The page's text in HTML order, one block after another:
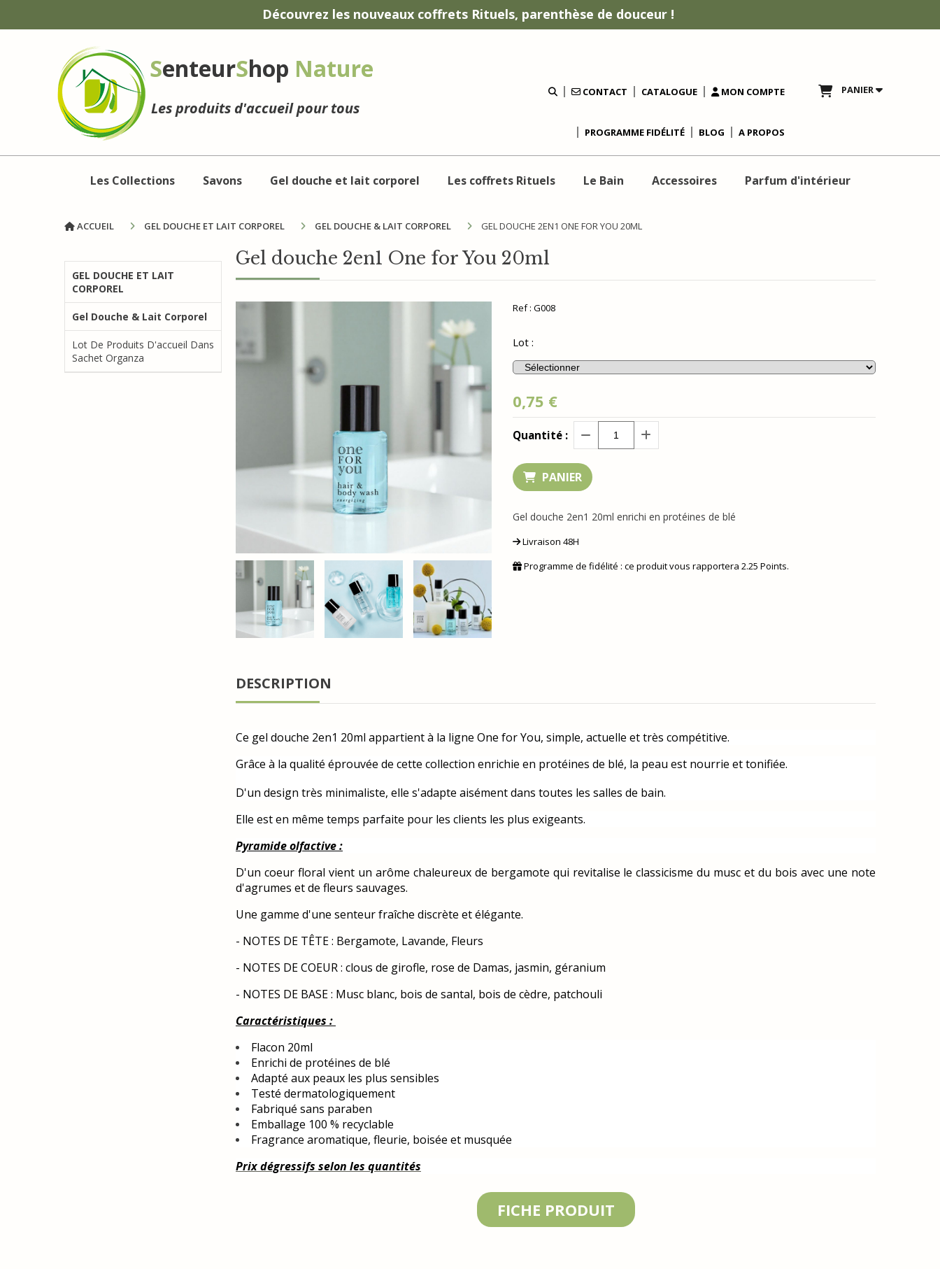
Découvrez les nouveaux coffrets Rituels, parenthèse de douceur !
SenteurShop Nature
Les produits d'accueil pour tous
CONTACT CATALOGUE MON COMPTE
PROGRAMME FIDÉLITÉ BLOG A PROPOS
PANIER
Les Collections Savons Gel douche et lait corporel Les coffrets Rituels Le Bain Accessoires Parfum d'intérieur
GEL DOUCHE ET LAIT
CORPOREL
Gel Douche & Lait Corporel
Lot De Produits D'accueil Dans
Sachet Organza
ACCUEIL GEL DOUCHE ET LAIT CORPOREL GEL DOUCHE & LAIT CORPOREL GEL DOUCHE 2EN1 ONE FOR YOU 20ML
Gel douche 2en1 One for You 20ml
Ref : G008
Lot :
0,75 €
Quantité :
PANIER
Gel douche 2en1 20ml enrichi en protéines de blé
Livraison 48H
Programme de fidélité : ce produit vous rapportera 2.25 Points.
DESCRIPTION
Ce gel douche 2en1 20ml appartient à la ligne One for You, simple, actuelle et très compétitive.
Grâce à la qualité éprouvée de cette collection enrichie en protéines de blé, la peau est nourrie et tonifiée.
D'un design très minimaliste, elle s'adapte aisément dans toutes les salles de bain.
Elle est en même temps parfaite pour les clients les plus exigeants.
Pyramide olfactive :
D'un coeur floral vient un arôme chaleureux de bergamote qui revitalise le classicisme du musc et du bois avec une note
d'agrumes et de fleurs sauvages.
Une gamme d'une senteur fraîche discrète et élégante.
- NOTES DE TÊTE : Bergamote, Lavande, Fleurs
- NOTES DE COEUR : clous de girofle, rose de Damas, jasmin, géranium
- NOTES DE BASE : Musc blanc, bois de santal, bois de cèdre, patchouli
Caractéristiques :
Flacon 20ml
Enrichi de protéines de blé
Adapté aux peaux les plus sensibles
Testé dermatologiquement
Fabriqué sans paraben
Emballage 100 % recyclable
Fragrance aromatique, fleurie, boisée et musquée
Prix dégressifs selon les quantités
FICHE PRODUIT